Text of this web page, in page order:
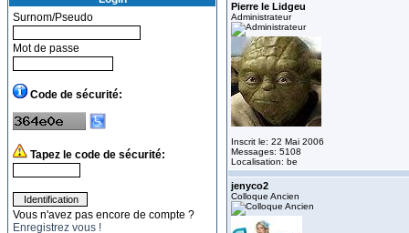
Surnom/Pseudo
Mot de passe
Code de sécurité:
Tapez le code de sécurité:
Vous n'avez pas encore de compte ?
Enregistrez vous !
Pierre le Lidgeu
Administrateur
Inscrit le: 22 Mai 2006
Messages: 5108
Localisation: be
jenyco2
Colloque Ancien